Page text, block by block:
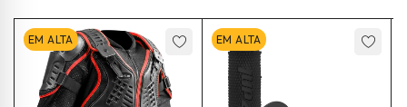
EM ALTA EM ALTA